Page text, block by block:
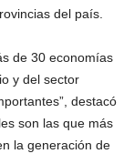
del país.
de 30 economías
y del sector
destacó
son las que más
la generación de